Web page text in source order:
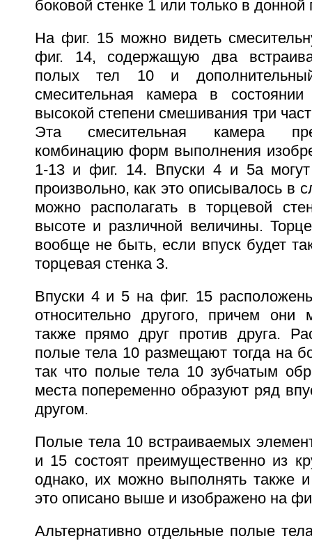
боковой стенке 1 или только в донной
На фиг. 15 можно видеть
фиг. 14, содержащую два
полых тел 10 и
смесительная камера в
высокой степени смешивания три
Эта смесительная камера
комбинацию форм выполнения
1-13 и фиг. 14. Впуски 4 и 5а
произвольно, как это описывалось в
можно располагать в торцевой
высоте и различной величины.
вообще не быть, если впуск будет
торцевая стенка 3.
Впуски 4 и 5 на фиг. 15
относительно другого, причем они
также прямо друг против друга.
полые тела 10 размещают тогда на
так что полые тела 10 зубчатым
места попеременно образуют ряд
другом.
Полые тела 10 встраиваемых
и 15 состоят преимущественно из
однако, их можно выполнять также
это описано выше и изображено на
Альтернативно отдельные полые